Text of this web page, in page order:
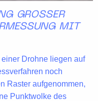
GROSSER F
MIT D
einer Drohne liegen auf
noch
Raster aufgenommen,
Punktwolke des